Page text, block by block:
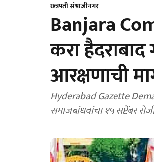
छत्रपती संभाजीनगर
Banjara
करा
आरक्षणाची
Hyderabad Gazette
समाजबांधवांचा १५ सप्टेंबर